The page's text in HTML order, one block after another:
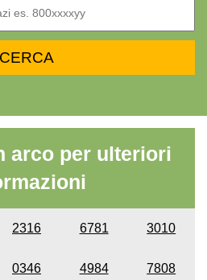
arco per ulteriori
2316 6781 3010
0346 4984 7808